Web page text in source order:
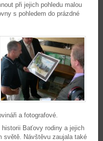
při jejich pohledu malou
s pohledem do prázdné
a fotografové.
Baťovy rodiny a jejich
světě. Návštěvu zaujala také